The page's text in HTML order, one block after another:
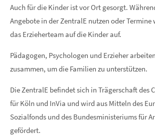
Auch für die Kinder ist vor Ort gesorgt.
Angebote in der ZentralE nutzen oder
das Erzieherteam auf die Kinder auf.
Pädagogen, Psychologen und Erzieher
zusammen, um die Familien zu unterstützen.
Die ZentralE befindet sich in Trägerschaft des
für Köln und InVia und wird aus Mitteln des
Sozialfonds und des Bundesministeriums für
gefördert.